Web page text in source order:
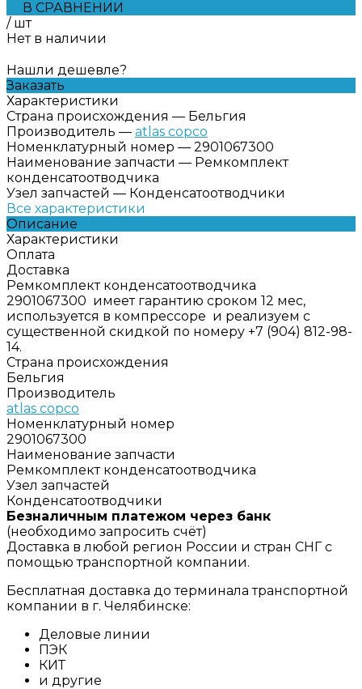
В СРАВНЕНИИ
/ шт
Нет в наличии
Нашли дешевле?
Заказать
Характеристики
Страна происхождения — Бельгия
Производитель — atlas copco
Номенклатурный номер — 2901067300
Наименование запчасти — Ремкомплект
конденсатоотводчика
Узел запчастей — Конденсатоотводчики
Все характеристики
Описание
Характеристики
Оплата
Доставка
Ремкомплект конденсатоотводчика
2901067300 имеет гарантию сроком 12 мес,
используется в компрессоре и реализуем с
существенной скидкой по номеру +7 (904) 812-98-
14.
Страна происхождения
Бельгия
Производитель
atlas copco
Номенклатурный номер
2901067300
Наименование запчасти
Ремкомплект конденсатоотводчика
Узел запчастей
Конденсатоотводчики
Безналичным платежом через банк
(необходимо запросить счёт)
Доставка в любой регион России и стран СНГ с
помощью транспортной компании.
Бесплатная доставка до терминала транспортной
компании в г. Челябинске:
Деловые линии
ПЭК
КИТ
и другие